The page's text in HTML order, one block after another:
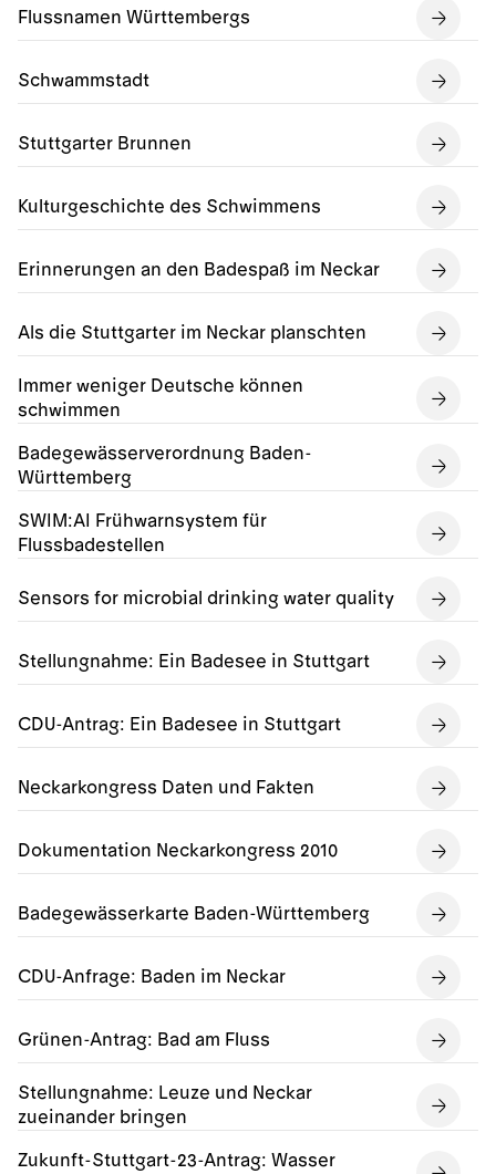
Flussnamen Württembergs
Schwammstadt
Stuttgarter Brunnen
Kulturgeschichte des Schwimmens
Erinnerungen an den Badespaß im Neckar
Als die Stuttgarter im Neckar planschten
Immer weniger Deutsche können
schwimmen
Badegewässerverordnung Baden-
Württemberg
SWIM:AI Frühwarnsystem für
Flussbadestellen
Sensors for microbial drinking water quality
Stellungnahme: Ein Badesee in Stuttgart
CDU-Antrag: Ein Badesee in Stuttgart
Neckarkongress Daten und Fakten
Dokumentation Neckarkongress 2010
Badegewässerkarte Baden-Württemberg
CDU-Anfrage: Baden im Neckar
Grünen-Antrag: Bad am Fluss
Stellungnahme: Leuze und Neckar
zueinander bringen
Zukunft-Stuttgart-23-Antrag: Wasser